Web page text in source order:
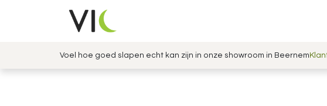
Overslaan naar inhoud
Voel hoe goed slapen echt kan zijn in onze showroom in Beernem